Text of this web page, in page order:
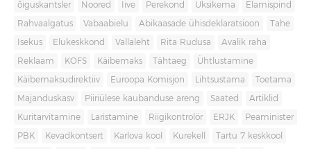
õiguskantsler Noored Iive Perekond Üksikema Elamispind
Rahvaalgatus Vabaabielu Abikaasade ühisdeklaratsioon Tahe
Isekus Elukeskkond Vallaleht Rita Rudusa Avalik raha
Reklaam KOFS Käibemaks Tähtaeg Ühtlustamine
Käibemaksudirektiiv Euroopa Komisjon Lihtsustama Toetama
Majanduskasv Piiriülese kaubanduse areng Saated Artiklid
Kuritarvitamine Laristamine Riigikontrolör ERJK Peaminister
PBK Kevadkontsert Karlova kool Kurekell Tartu 7 keskkool